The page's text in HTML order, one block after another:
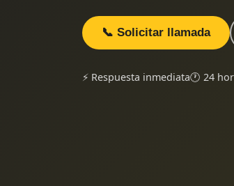
📞 Solicitar llamada
⚡ Respuesta inmediata🕐 24